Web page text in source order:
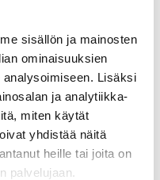
sisällön ja mainosten
ominaisuuksien
Lisäksi
ja analytiikka-
miten käytät
yhdistää näitä
heille tai joita on
palvelujaan.
ja sitä
hiilineutraalin kaupan
, taxfree ,verotus
myymälöille
myös